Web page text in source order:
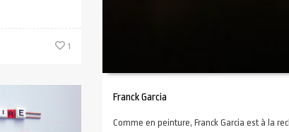
1
Franck Garcia
Comme en peinture, Franck Garcia est à la